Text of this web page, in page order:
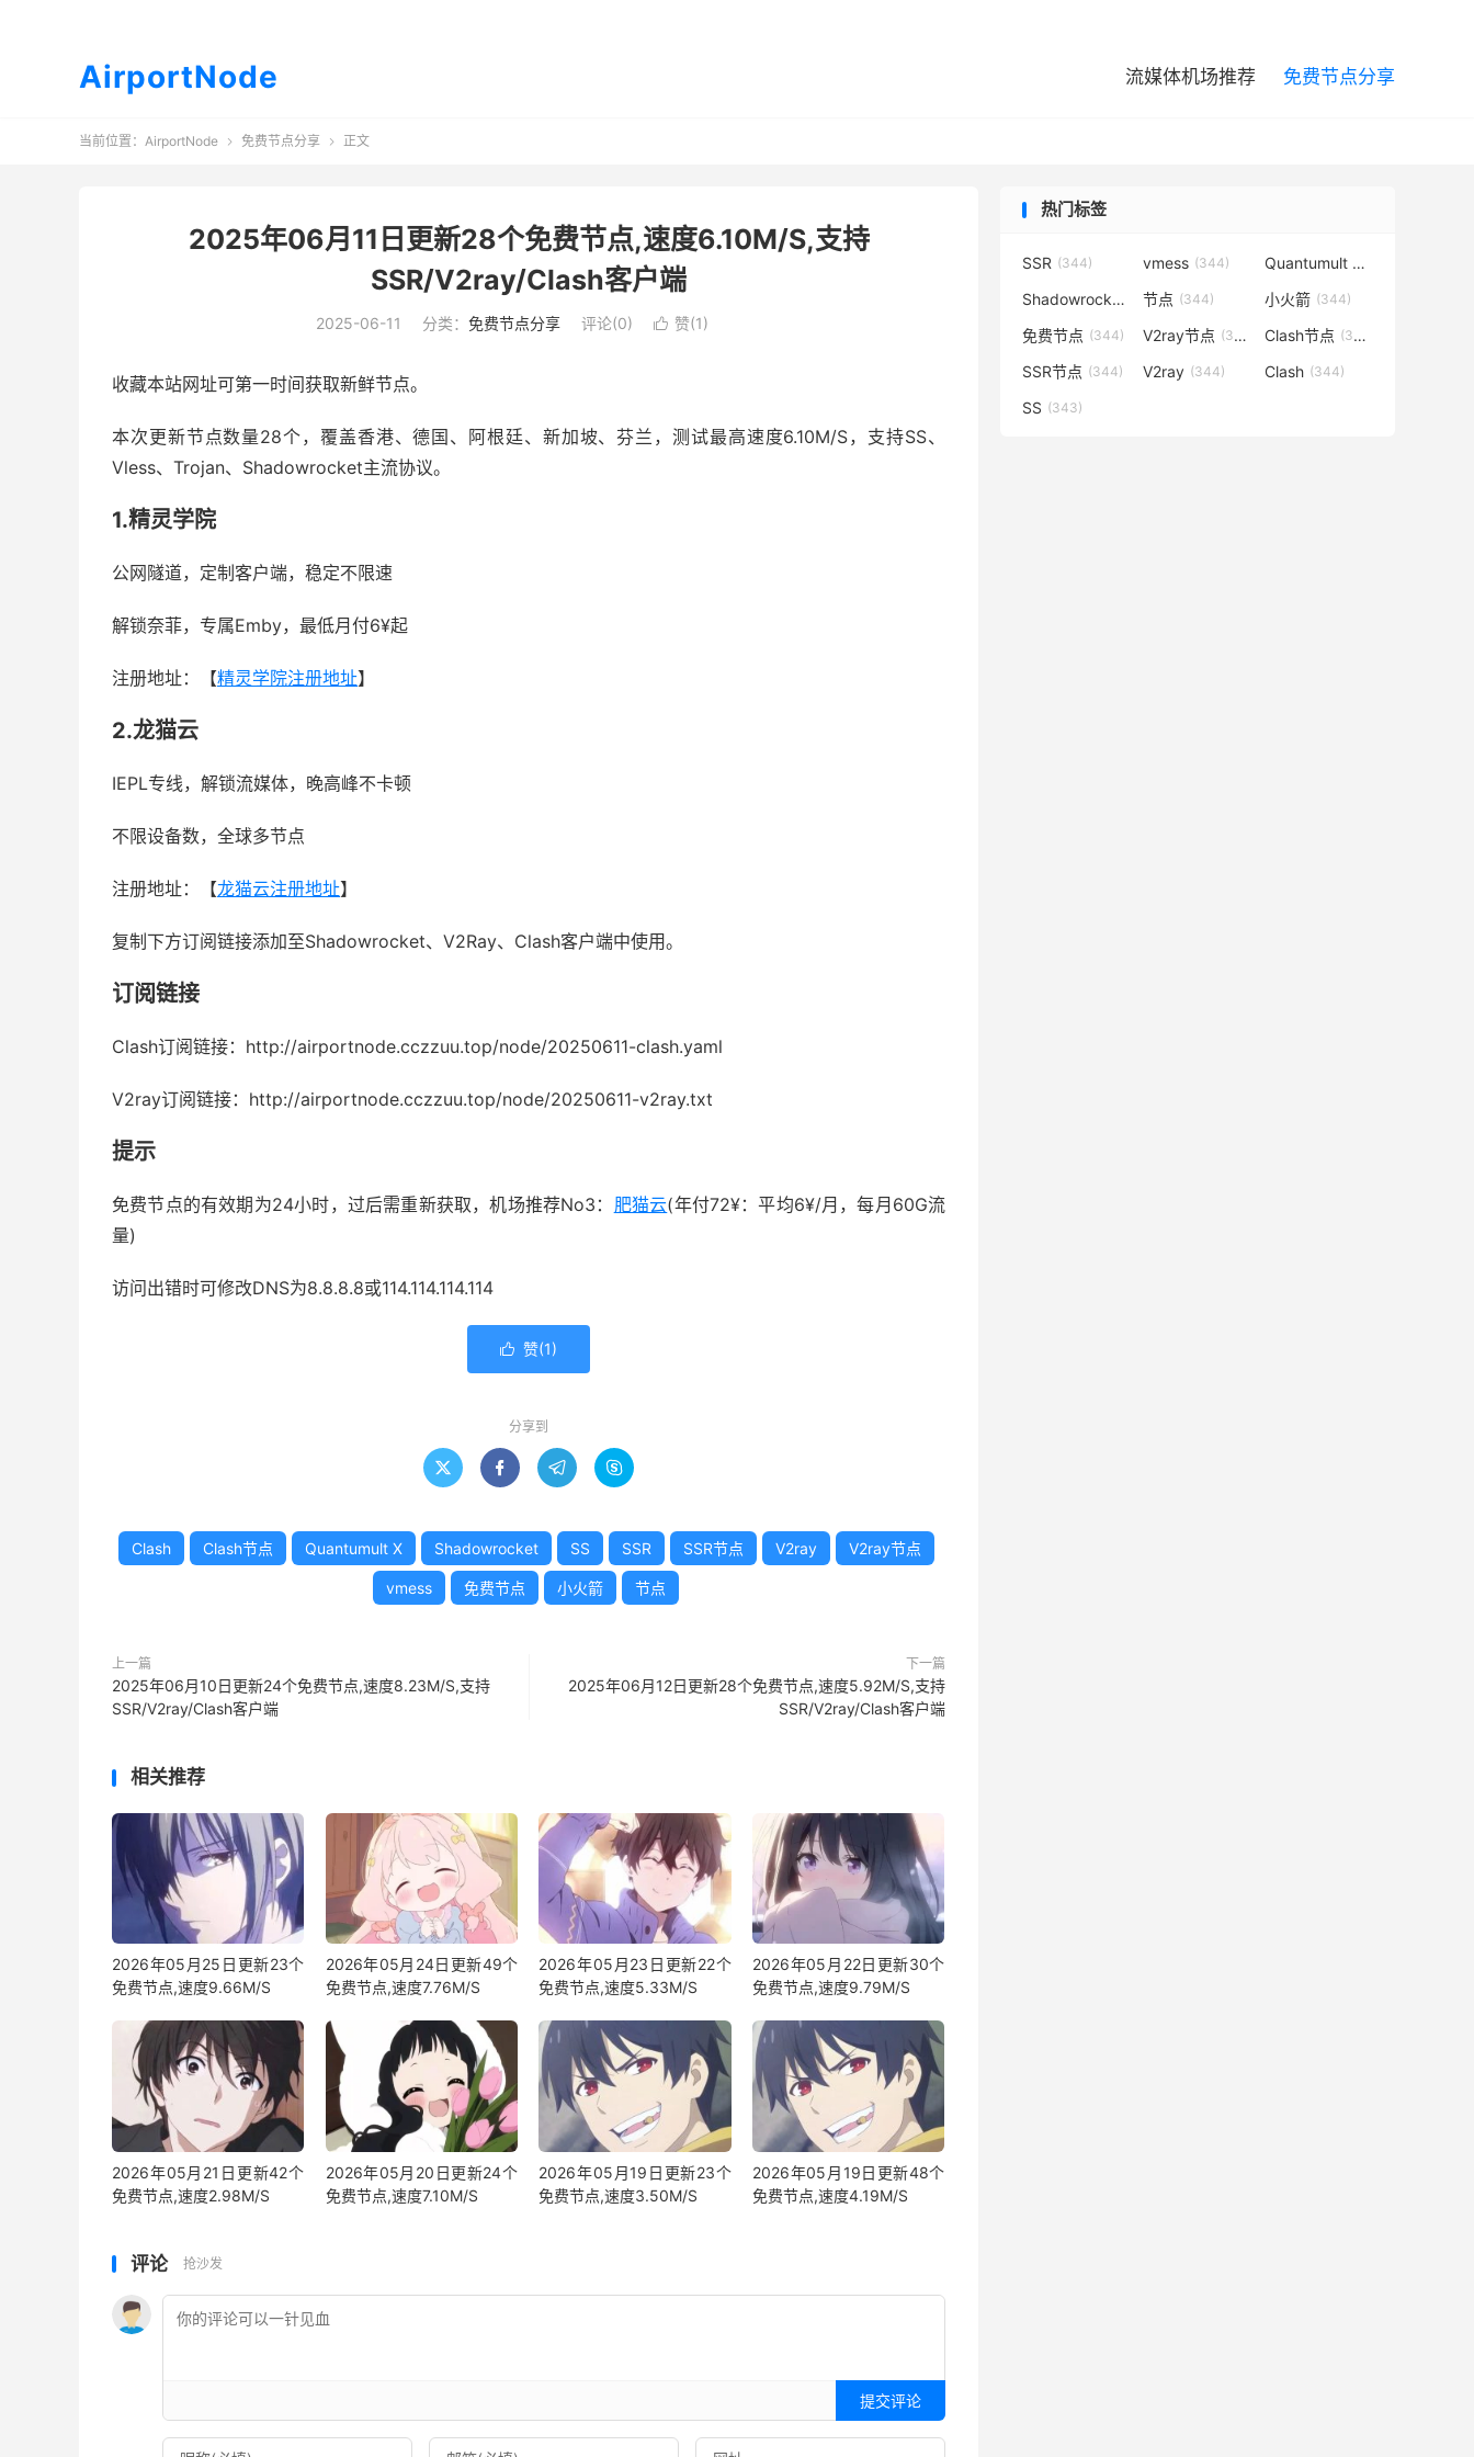
AirportNode 流媒体机场推荐 免费节点分享
当前位置： AirportNode  免费节点分享  正文
2025年06月11日更新28个免费节点,速度6.10M/S,支持
SSR/V2ray/Clash客户端
2025-06-11 分类： 免费节点分享 评论(0)  赞(1)
收藏本站网址可第一时间获取新鲜节点。
本次更新节点数量28个，覆盖香港、德国、阿根廷、新加坡、芬兰，测试最高速度6.10M/S，支持SS、
Vless、Trojan、Shadowrocket主流协议。
1.精灵学院
公网隧道，定制客户端，稳定不限速
解锁奈菲，专属Emby，最低月付6¥起
注册地址：【精灵学院注册地址】
2.龙猫云
IEPL专线，解锁流媒体，晚高峰不卡顿
不限设备数，全球多节点
注册地址：【龙猫云注册地址】
复制下方订阅链接添加至Shadowrocket、V2Ray、Clash客户端中使用。
订阅链接
Clash订阅链接：http://airportnode.cczzuu.top/node/20250611-clash.yaml
V2ray订阅链接：http://airportnode.cczzuu.top/node/20250611-v2ray.txt
提示
免费节点的有效期为24小时，过后需重新获取，机场推荐No3： 肥猫云(年付72¥：平均6¥/月，每月60G流
量)
访问出错时可修改DNS为8.8.8.8或114.114.114.114
 赞(1)
分享到
   
Clash Clash节点 Quantumult X Shadowrocket SS SSR SSR节点 V2ray V2ray节点
vmess 免费节点 小火箭 节点
上一篇
2025年06月10日更新24个免费节点,速度8.23M/S,支持
SSR/V2ray/Clash客户端
下一篇
2025年06月12日更新28个免费节点,速度5.92M/S,支持
SSR/V2ray/Clash客户端
相关推荐
2026年05月25日更新23个
免费节点,速度9.66M/S
2026年05月24日更新49个
免费节点,速度7.76M/S
2026年05月23日更新22个
免费节点,速度5.33M/S
2026年05月22日更新30个
免费节点,速度9.79M/S
2026年05月21日更新42个
免费节点,速度2.98M/S
2026年05月20日更新24个
免费节点,速度7.10M/S
2026年05月19日更新23个
免费节点,速度3.50M/S
2026年05月19日更新48个
免费节点,速度4.19M/S
评论 抢沙发
提交评论
热门标签
SSR (344) vmess (344) Quantumult X
Shadowrocket (344)
节点 (344) 小火箭 (344)
免费节点 (344) V2ray节点 (344) Clash节点 (344)
SSR节点 (344) V2ray (344) Clash (344)
SS (343)